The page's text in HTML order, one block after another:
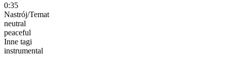
0:35
Nastrój/Temat
neutral
peaceful
Inne tagi
instrumental